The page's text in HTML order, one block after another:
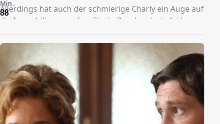
Allerdings hat auch der schmierige Charly ein Auge auf
die Immobilie geworfen. Einzig Bernhard, ein früherer
Kammersänger, hält zu Anna; aber auch er steht auf
Charlys Lohnliste.
88
Min.